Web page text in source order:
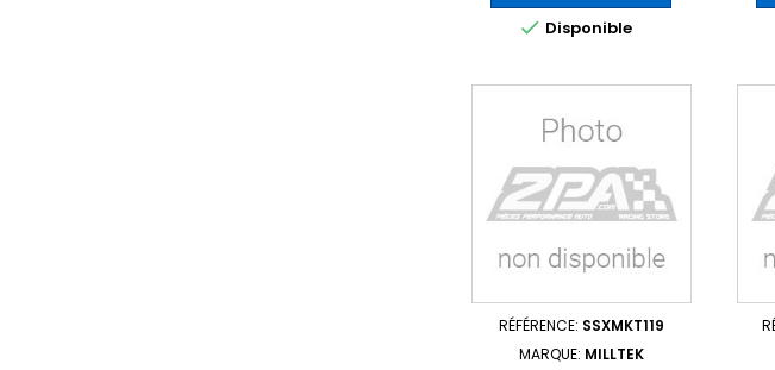
 Disponible
RÉFÉRENCE: SSXMKT119
MARQUE: MILLTEK